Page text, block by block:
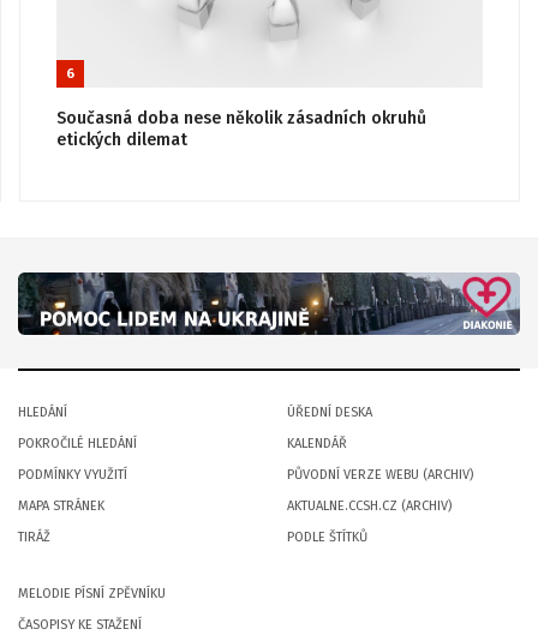
6
Současná doba nese několik zásadních okruhů
etických dilemat
HLEDÁNÍ
POKROČILÉ HLEDÁNÍ
PODMÍNKY VYUŽITÍ
MAPA STRÁNEK
TIRÁŽ
ÚŘEDNÍ DESKA
KALENDÁŘ
PŮVODNÍ VERZE WEBU (ARCHIV)
AKTUALNE.CCSH.CZ (ARCHIV)
PODLE ŠTÍTKŮ
MELODIE PÍSNÍ ZPĚVNÍKU
ČASOPISY KE STAŽENÍ